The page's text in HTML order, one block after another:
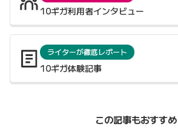
10ギガ利用者インタビュー
ライターが徹底レポート
10ギガ体験記事
この記事もおすすめ